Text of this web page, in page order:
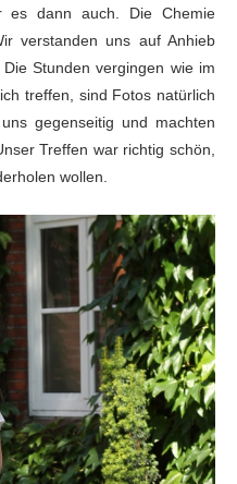
es dann auch. Die Chemie
verstanden uns auf Anhieb
Stunden vergingen wie im
treffen, sind Fotos natürlich
gegenseitig und machten
Treffen war richtig schön,
wollen.